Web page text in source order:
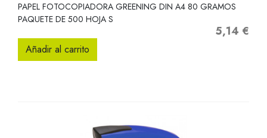
PAPEL FOTOCOPIADORA GREENING DIN A4 80 GRAMOS
PAQUETE DE 500 HOJA S
Precio
5,14 €
Añadir al carrito